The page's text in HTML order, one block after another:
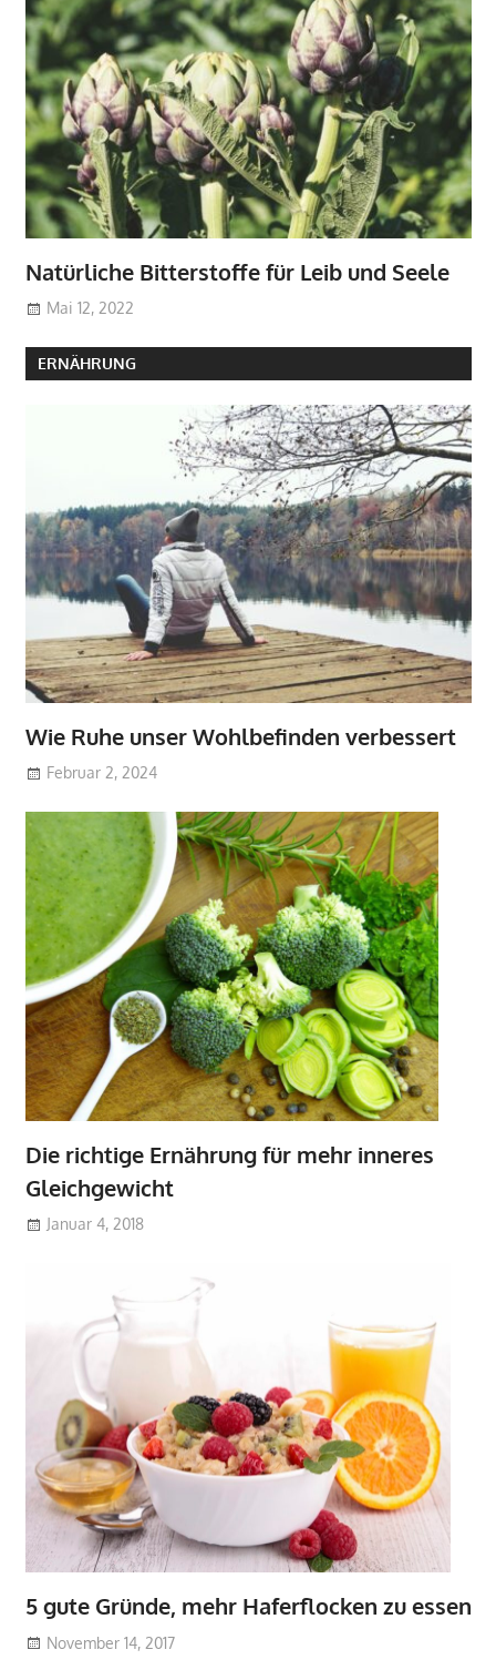
Natürliche Bitterstoffe für Leib und Seele
Mai 12, 2022
ERNÄHRUNG
Wie Ruhe unser Wohlbefinden verbessert
Februar 2, 2024
Die richtige Ernährung für mehr inneres
Gleichgewicht
Januar 4, 2018
5 gute Gründe, mehr Haferflocken zu essen
November 14, 2017